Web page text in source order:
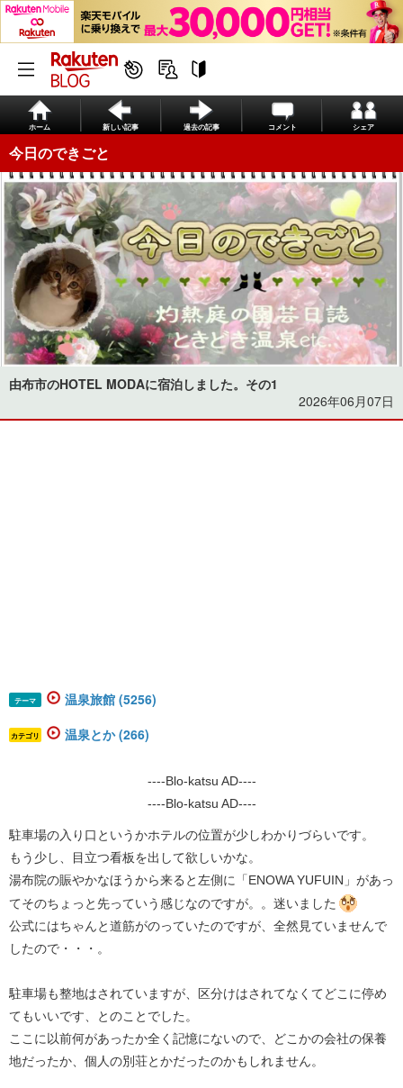
ホーム 新しい記事 過去の記事 コメント シェア
今日のできごと
由布市のHOTEL MODAに宿泊しました。その1
2026年06月07日
テーマ 温泉旅館 (5256)
カテゴリ 温泉とか (266)
----Blo-katsu AD----
----Blo-katsu AD----
​​​​​​​​​​​駐車場の入り口というかホテルの位置が少しわかりづらいです。
もう少し、目立つ看板を出して欲しいかな。
湯布院の賑やかなほうから来ると左側に「ENOWA YUFUIN」があっ
てそのちょっと先っていう感じなのですが。。迷いました
公式にはちゃんと道筋がのっていたのですが、全然見ていませんで
したので・・・。
駐車場も整地はされていますが、区分けはされてなくてどこに停め
てもいいです、とのことでした。
ここに以前何があったか全く記憶にないので、どこかの会社の保養
地だったか、個人の別荘とかだったのかもしれません。